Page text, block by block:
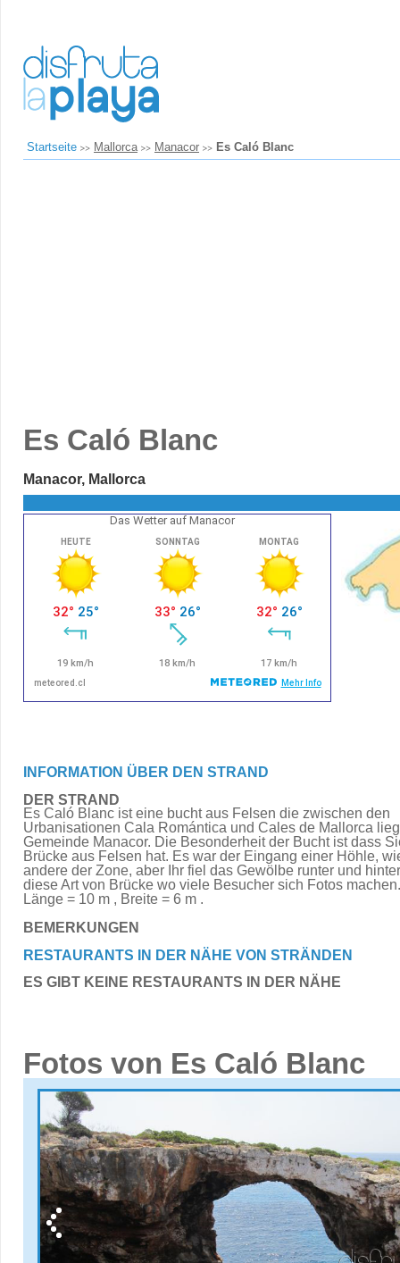
Startseite Mallorca Manacor Es Caló Blanc
Es Caló Blanc
Manacor, Mallorca
Das Wetter auf Manacor
INFORMATION ÜBER DEN STRAND
DER STRAND
Es Caló Blanc ist eine bucht aus Felsen die zwischen den
Urbanisationen Cala Romántica und Cales de Mallorca
Gemeinde Manacor. Die Besonderheit der Bucht ist dass
Brücke aus Felsen hat. Es war der Eingang einer Höhle,
andere der Zone, aber Ihr fiel das Gewölbe runter und
diese Art von Brücke wo viele Besucher sich Fotos machen.
Länge = 10 m , Breite = 6 m .
BEMERKUNGEN
RESTAURANTS IN DER NÄHE VON STRÄNDEN
ES GIBT KEINE RESTAURANTS IN DER NÄHE
Fotos von Es Caló Blanc